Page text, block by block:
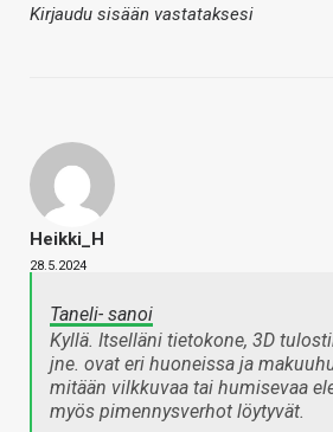
Kirjaudu sisään vastataksesi
Heikki_H
28.5.2024
Taneli- sanoi
Kyllä. Itselläni tietokone, 3D
jne. ovat eri huoneissa ja
mitään vilkkuvaa tai humisevaa
myös pimennysverhot löytyvät.